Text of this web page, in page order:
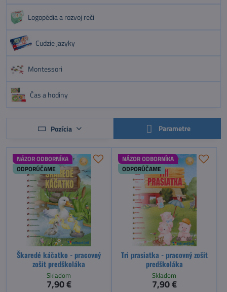
Logopédia a rozvoj reči
Cudzie jazyky
Montessori
Čas a hodiny
Pozícia Parametre
NÁZOR ODBORNÍKA
ODPORÚČAME
Škaredé káčatko - pracovný
zošit predškoláka
Skladom
7,90 €
NÁZOR ODBORNÍKA
ODPORÚČAME
Tri prasiatka - pracovný zošit
predškoláka
Skladom
7,90 €